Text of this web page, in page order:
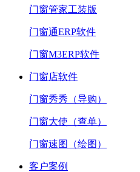
门窗管家工装版
门窗通ERP软件
门窗M3ERP软件
门窗店软件
门窗秀秀（导购）
门窗大使（查单）
门窗速图（绘图）
客户案例